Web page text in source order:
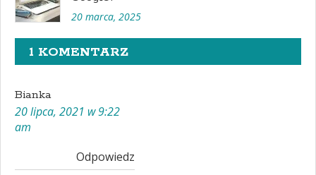
20 marca, 2025
1 KOMENTARZ
Bianka
20 lipca, 2021 w 9:22
am
Odpowiedz